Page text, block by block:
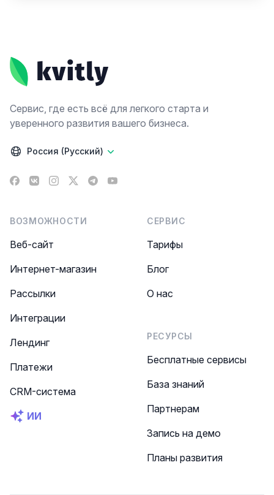
Сервис, где есть всё для легкого старта и
уверенного развития вашего бизнеса.
Россия (Русский)
Facebook
VK Instagram
X TelegramYouTube
ВОЗМОЖНОСТИ
Веб-сайт
Интернет-магазин
Рассылки
Интеграции
Лендинг
Платежи
CRM-система
ИИ
СЕРВИС
Тарифы
Блог
О нас
РЕСУРСЫ
Бесплатные сервисы
База знаний
Партнерам
Запись на демо
Планы развития